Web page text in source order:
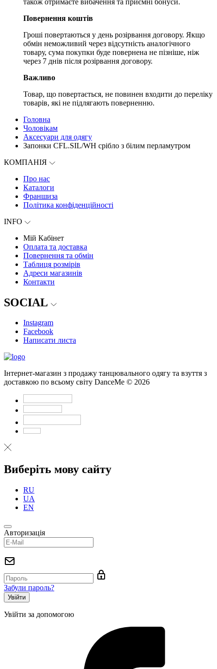
Повернення коштів
Гроші повертаються у день розірвання договору. Якщо
обмін неможливий через відсутність аналогічного
товару, сума покупки буде повернена не пізніше, ніж
через 7 днів після розірвання договору.
Важливо
Товар, що повертається, не повинен входити до переліку
товарів, які не підлягають поверненню.
Головна
Чоловікам
Aксесуари для одягу
Запонки CFL.SIL/WH срібло з білим перламутром
КОМПАНІЯ
Про нас
Каталоги
Франшиза
Політика конфіденційності
INFO
Мій Кабінет
Оплата та доставка
Повернення та обмін
Таблиця розмірів
Адреси магазинів
Контакти
SOCIAL
Instagram
Facebook
Написати листа
Інтернет-магазин з продажу танцювального одягу та взуття з
доставкою по всьому світу DanceMe © 2026
Виберіть мову сайту
RU
UA
EN
Авторизація
Забули пароль?
Увійти за допомогою